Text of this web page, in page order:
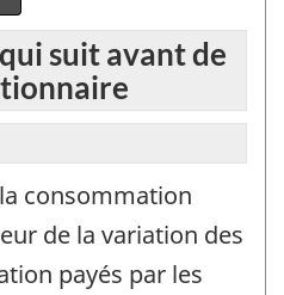
du
à
et
suit avant de
consommation
de la variation des
payés par les